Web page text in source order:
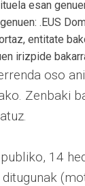
esan
.EUS
entitate
irizpide
oso
Zenbaki
14